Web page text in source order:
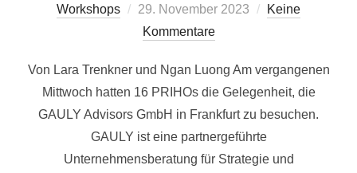
Workshops
Veröffentlicht
am
29. November 2023
Keine
Kommentare
Von Lara Trenkner und Ngan Luong Am vergangenen
Mittwoch hatten 16 PRIHOs die Gelegenheit, die
GAULY Advisors GmbH in Frankfurt zu besuchen.
GAULY ist eine partnergeführte
Unternehmensberatung für Strategie und